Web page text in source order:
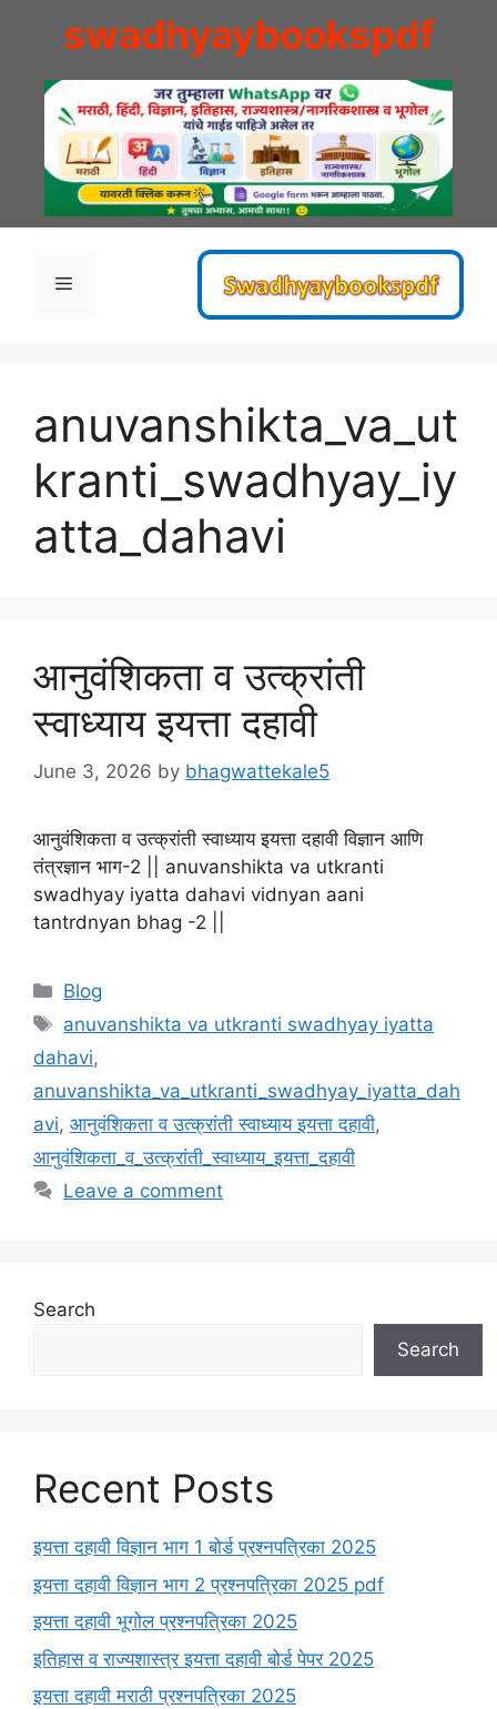
swadhyaybookspdf
Menu
anuvanshikta_va_ut
kranti_swadhyay_iy
atta_dahavi
आनुवंशिकता व उत्क्रांती
स्वाध्याय इयत्ता दहावी
June 3, 2026 by bhagwattekale5
आनुवंशिकता व उत्क्रांती स्वाध्याय इयत्ता दहावी विज्ञान आणि
तंत्रज्ञान भाग-2 || anuvanshikta va utkranti
swadhyay iyatta dahavi vidnyan aani
tantrdnyan bhag -2 ||
Categories
Blog
Tags
anuvanshikta va utkranti swadhyay iyatta
dahavi,
anuvanshikta_va_utkranti_swadhyay_iyatta_dah
avi, आनुवंशिकता व उत्क्रांती स्वाध्याय इयत्ता दहावी,
आनुवंशिकता_व_उत्क्रांती_स्वाध्याय_इयत्ता_दहावी
Leave a comment
Search
Search
Recent Posts
इयत्ता दहावी विज्ञान भाग 1 बोर्ड प्रश्नपत्रिका 2025
इयत्ता दहावी विज्ञान भाग 2 प्रश्नपत्रिका 2025 pdf
इयत्ता दहावी भूगोल प्रश्नपत्रिका 2025
इतिहास व राज्यशास्त्र इयत्ता दहावी बोर्ड पेपर 2025
इयत्ता दहावी मराठी प्रश्नपत्रिका 2025